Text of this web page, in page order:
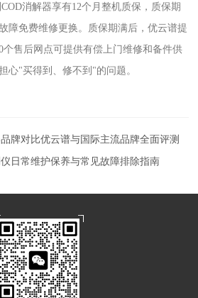
消解器享有12个月整机质保，质保期
障免费维修更换。质保期满后，优云谱提
个售后网点可提供有偿上门维修和备件供
心"买得到、修不到"的问题。
牌对比优云谱与国际主流品牌全面评测
日常维护保养与常见故障排除指南